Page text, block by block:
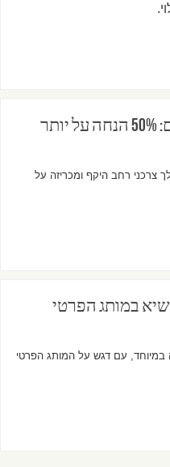
.
מבצע חסר תקדים בחצי חינם: 50% הנחה על יותר
צרכני רחב היקף ומכריזה על
שיא במותג הפרטי
במיוחד, עם דגש על המותג הפרטי